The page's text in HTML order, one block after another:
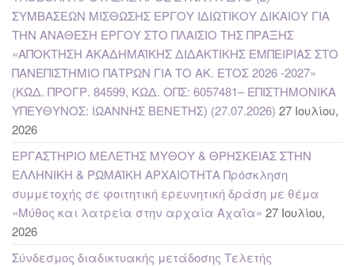
ΣΥΜΒΑΣΕΩΝ ΜΙΣΘΩΣΗΣ ΕΡΓΟΥ ΙΔΙΩΤΙΚΟΥ ΔΙΚΑΙΟΥ ΓΙΑ
ΤΗΝ ΑΝΑΘΕΣΗ ΕΡΓΟΥ ΣΤΟ ΠΛΑΙΣΙΟ ΤΗΣ ΠΡΑΞΗΣ
«ΑΠΟΚΤΗΣΗ ΑΚΑΔΗΜΑΪΚΗΣ ΔΙΔΑΚΤΙΚΗΣ ΕΜΠΕΙΡΙΑΣ ΣΤΟ
ΠΑΝΕΠΙΣΤΗΜΙΟ ΠΑΤΡΩΝ ΓΙΑ ΤΟ ΑΚ. ΕΤΟΣ 2026 -2027»
(ΚΩΔ. ΠΡΟΓΡ. 84599, ΚΩΔ. ΟΠΣ: 6057481– ΕΠΙΣΤΗΜΟΝΙΚΑ
ΥΠΕΥΘΥΝΟΣ: ΙΩΑΝΝΗΣ ΒΕΝΕΤΗΣ) (27.07.2026) 27 Ιουλίου,
2026
ΕΡΓΑΣΤΗΡΙΟ ΜΕΛΕΤΗΣ ΜΥΘΟΥ & ΘΡΗΣΚΕΙΑΣ ΣΤΗΝ
ΕΛΛΗΝΙΚΗ & ΡΩΜΑΪΚΗ ΑΡΧΑΙΟΤΗΤΑ Πρόσκληση
συμμετοχής σε φοιτητική ερευνητική δράση με θέμα
«Μύθος και λατρεία στην αρχαία Αχαΐα» 27 Ιουλίου,
2026
Σύνδεσμος διαδικτυακής μετάδοσης Τελετής